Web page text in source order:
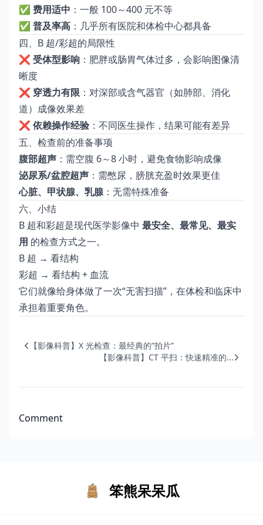
✅ 费用适中 ：一般 100～400 元不等
✅ 普及率高 ：几乎所有医院和体检中心都具备
四、B 超/彩超的局限性
❌ 受体型影响 ：肥胖或肠胃气体过多，会影响图像清
晰度
❌ 穿透力有限 ：对深部或含气器官（如肺部、消化
道）成像效果差
❌ 依赖操作经验 ：不同医生操作，结果可能有差异
五、检查前的准备事项
腹部超声 ：需空腹 6～8 小时，避免食物影响成像
泌尿系/盆腔超声 ：需憋尿，膀胱充盈时效果更佳
心脏、甲状腺、乳腺：无需特殊准备
六、小结
B 超和彩超是现代医学影像中 最安全、最常见、最实
用 的检查方式之一。
B 超 → 看结构
彩超 → 看结构 + 血流
它们就像给身体做了一次“无害扫描”，在体检和临床中
承担着重要角色。
【影像科普】X 光检查：最经典的“拍片”
【影像科普】CT 平扫：快速精准的...
Comment
笨熊呆呆瓜